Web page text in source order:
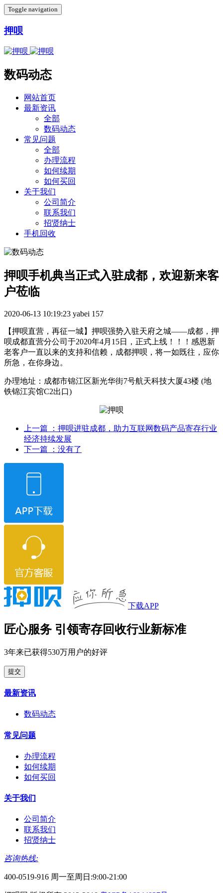
Toggle navigation
押呗
数码动态
网站首页
最新资讯
全部
数码动态
常见问题
全部
办理流程
如何续期
如何买回
关于我们
公司简介
联系我们
招贤纳士
手机回收
押呗手机典当正式入驻成都，欢迎新来客
户莅临
2020-06-13 10:19:23 yabei 157
【押呗直营，再征一城】押呗强势入驻天府之城——成都，押
呗成都直营分公司于2020年4月15日，正式上线！！！感恩新
老客户一直以来的支持和信赖，成都押呗，将一如既往，应你
所急，在你身边。
办理地址：成都市锦江区新光华街7号航天科技大厦43楼 (地
铁锦江宾馆C2出口)
上一篇
：押呗进驻成都，助力互联网数码产品寄存行业
经济持续发展
下一篇
：没有了
下载APP
匠心服务 引领寄存回收行业新标准
3年来已获得530万用户的好评
提交
最新资讯
数码动态
常见问题
办理流程
如何续期
如何买回
关于我们
公司简介
联系我们
招贤纳士
咨询热线:
400-0519-916 周一至周日:9:00-21:00